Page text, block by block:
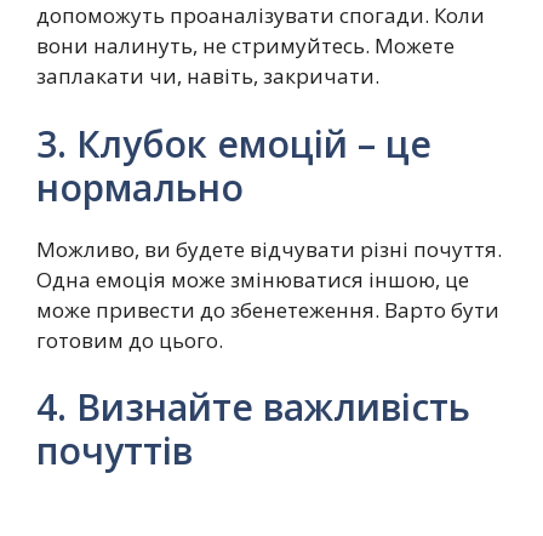
допоможуть проаналізувати спогади. Коли
вони налинуть, не стримуйтесь. Можете
заплакати чи, навіть, закричати.
3. Клубок емоцій – це
нормально
Можливо, ви будете відчувати різні почуття.
Одна емоція може змінюватися іншою, це
може привести до збенетеження. Варто бути
готовим до цього.
4. Визнайте важливість
почуттів